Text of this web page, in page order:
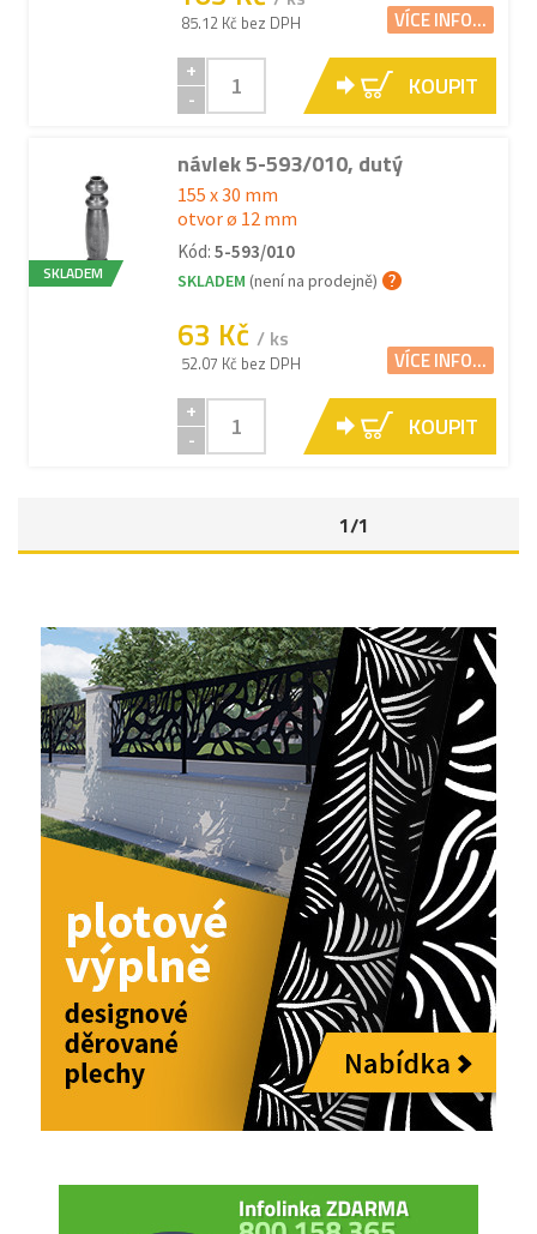
85.12 Kč bez DPH VÍCE INFO...
+
-
KOUPIT
SKLADEM
návlek 5-593/010, dutý
155 x 30 mm
otvor ø 12 mm
Kód: 5-593/010
SKLADEM (není na prodejně)
63 Kč / ks
52.07 Kč bez DPH VÍCE INFO...
+
-
KOUPIT
1/1